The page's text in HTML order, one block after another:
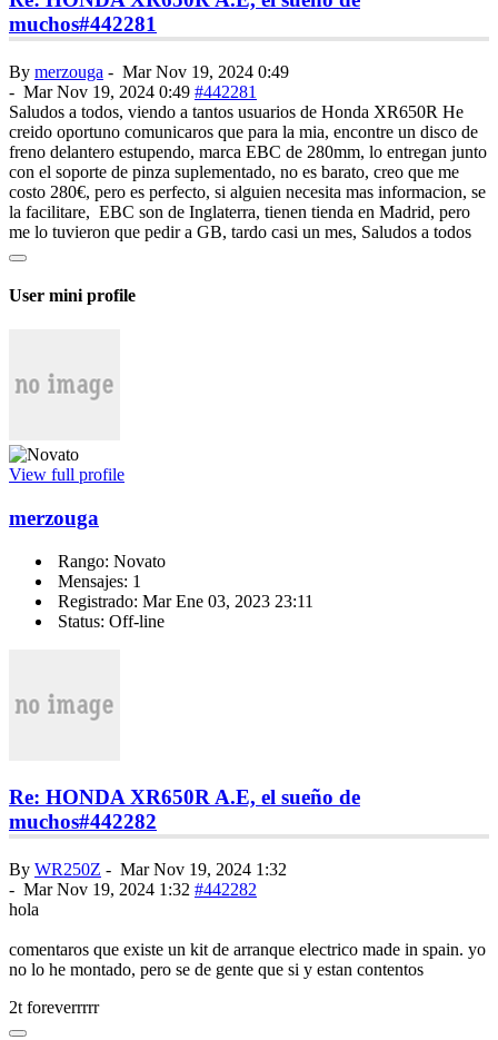
muchos#442281
By merzouga - Mar Nov 19, 2024 0:49
- Mar Nov 19, 2024 0:49 #442281
Saludos a todos, viendo a tantos usuarios de Honda XR650R He
creido oportuno comunicaros que para la mia, encontre un disco de
freno delantero estupendo, marca EBC de 280mm, lo entregan junto
con el soporte de pinza suplementado, no es barato, creo que me
costo 280€, pero es perfecto, si alguien necesita mas informacion, se
la facilitare, EBC son de Inglaterra, tienen tienda en Madrid, pero
me lo tuvieron que pedir a GB, tardo casi un mes, Saludos a todos
User mini profile
View full profile
merzouga
Rango: Novato
Mensajes: 1
Registrado: Mar Ene 03, 2023 23:11
Status: Off-line
Re: HONDA XR650R A.E, el sueño de
muchos#442282
By WR250Z - Mar Nov 19, 2024 1:32
- Mar Nov 19, 2024 1:32 #442282
hola
comentaros que existe un kit de arranque electrico made in spain. yo
no lo he montado, pero se de gente que si y estan contentos
2t foreverrrrr